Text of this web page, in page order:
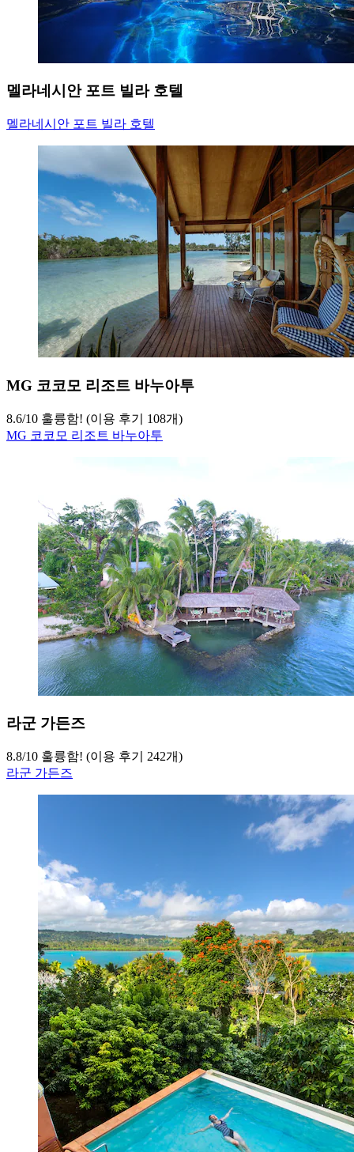
멜라네시안 포트 빌라 호텔
멜라네시안 포트 빌라 호텔
MG 코코모 리조트 바누아투
8.6/10 훌륭함! (이용 후기 108개)
MG 코코모 리조트 바누아투
라군 가든즈
8.8/10 훌륭함! (이용 후기 242개)
라군 가든즈